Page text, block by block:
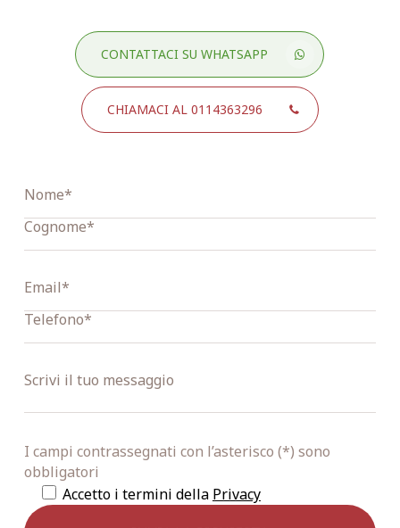
CONTATTACI SU WHATSAPP
CHIAMACI AL 0114363296
I campi contrassegnati con l’asterisco (*) sono
obbligatori
Accetto i termini della Privacy